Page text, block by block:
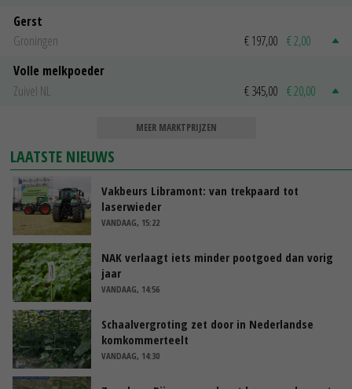
Gerst
Groningen
€ 197,00 € 2,00
Volle melkpoeder
Zuivel NL
€ 345,00 € 20,00
MEER MARKTPRIJZEN
LAATSTE NIEUWS
Vakbeurs Libramont: van trekpaard tot
laserwieder
VANDAAG, 15:22
NAK verlaagt iets minder pootgoed dan vorig
jaar
VANDAAG, 14:56
Schaalvergroting zet door in Nederlandse
komkommerteelt
VANDAAG, 14:30